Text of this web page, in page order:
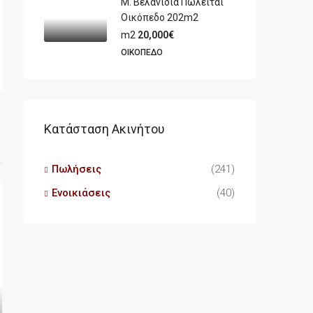
Οικόπεδο 202m2
m2 20,000€
ΟΙΚΌΠΕΔΟ
Κατάσταση Ακινήτου
Πωλήσεις
(241)
Ενοικιάσεις
(40)